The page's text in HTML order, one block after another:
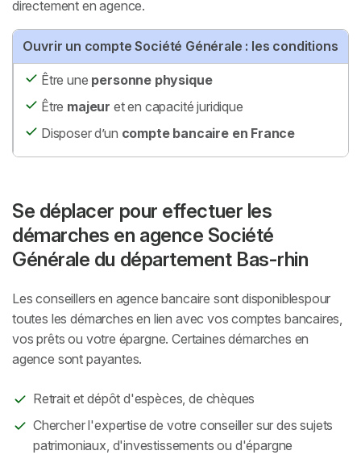
directement en agence.
Ouvrir un compte Société Générale : les conditions
Être une personne physique
Être majeur et en capacité juridique
Disposer d’un compte bancaire en France
Se déplacer pour effectuer les
démarches en agence Société
Générale du département Bas-rhin
Les conseillers en agence bancaire sont disponiblespour
toutes les démarches en lien avec vos comptes bancaires,
vos prêts ou votre épargne. Certaines démarches en
agence sont payantes.
Retrait et dépôt d'espèces, de chèques
Chercher l'expertise de votre conseiller sur des sujets
patrimoniaux, d'investissements ou d'épargne